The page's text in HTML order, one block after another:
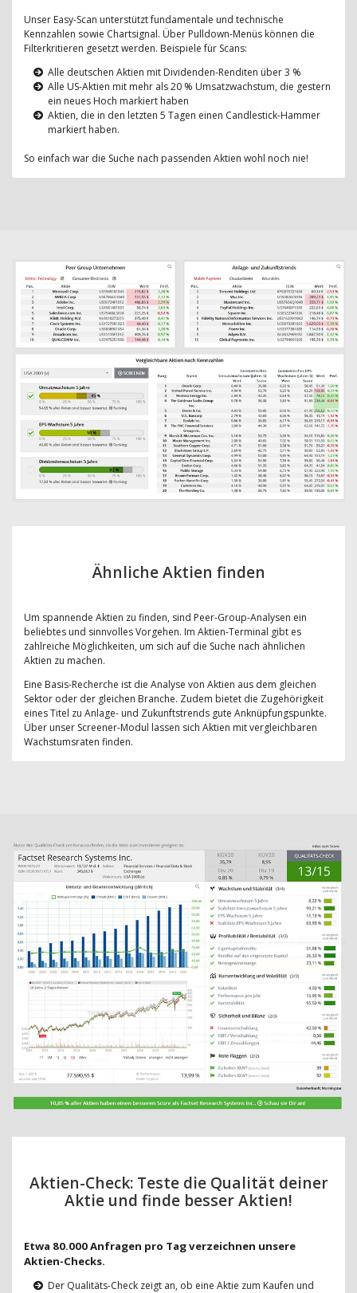
Unser Easy-Scan unterstützt fundamentale und technische
Kennzahlen sowie Chartsignal. Über Pulldown-Menüs können die
Filterkritieren gesetzt werden. Beispiele für Scans:
Alle deutschen Aktien mit Dividenden-Renditen über 3 %
Alle US-Aktien mit mehr als 20 % Umsatzwachstum, die gestern
ein neues Hoch markiert haben
Aktien, die in den letzten 5 Tagen einen Candlestick-Hammer
markiert haben.
So einfach war die Suche nach passenden Aktien wohl noch nie!
Ähnliche Aktien finden
Um spannende Aktien zu finden, sind Peer-Group-Analysen ein
beliebtes und sinnvolles Vorgehen. Im Aktien-Terminal gibt es
zahlreiche Möglichkeiten, um sich auf die Suche nach ähnlichen
Aktien zu machen.
Eine Basis-Recherche ist die Analyse von Aktien aus dem gleichen
Sektor oder der gleichen Branche. Zudem bietet die Zugehörigkeit
eines Titel zu Anlage- und Zukunftstrends gute Anknüpfungspunkte.
Über unser Screener-Modul lassen sich Aktien mit vergleichbaren
Wachstumsraten finden.
Aktien-Check: Teste die Qualität deiner
Aktie und finde besser Aktien!
Etwa 80.000 Anfragen pro Tag verzeichnen unsere
Aktien-Checks.
Der Qualitäts-Check zeigt an, ob eine Aktie zum Kaufen und